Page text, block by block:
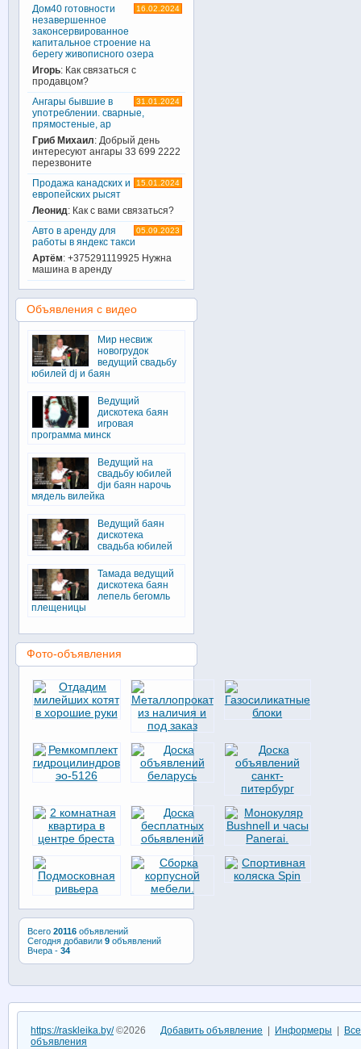
16.02.2024
Дом40 готовности
незавершенное
законсервированное
капитальное строение на
берегу живописного озера
Игорь: Как связаться с
продавцом?
31.01.2024
Ангары бывшие в
употреблении. сварные,
прямостеные, ар
Гриб Михаил: Добрый день
интересуют ангары 33 699 2222
перезвоните
15.01.2024
Продажа канадских и
европейских рысят
Леонид: Как с вами связаться?
05.09.2023
Авто в аренду для
работы в яндекс такси
Артём: +375291119925 Нужна
машина в аренду
Объявления с видео
Мир несвиж
новогрудок
ведущий свадьбу
юбилей dj и баян
Ведущий
дискотека баян
игровая
программа минск
Ведущий на
свадьбу юбилей
djи баян нарочь
мядель вилейка
Ведущий баян
дискотека
свадьба юбилей
Тамада ведущий
дискотека баян
лепель бегомль
плещеницы
Фото-объявления
Всего 20116объявлений
Сегодня добавили 9объявлений
Вчера - 34
https://raskleika.by/©2026 Добавить объявление Информеры
объявления